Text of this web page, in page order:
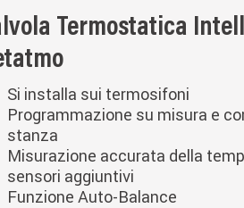
Termostatica
Si installa sui termosifoni
Programmazione su misura e
stanza
Misurazione accurata della
sensori aggiuntivi
Funzione Auto-Balance